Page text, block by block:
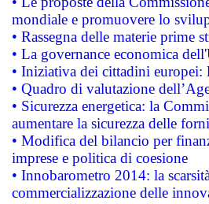
mondiale e promuovere lo
• Rassegna delle materie prime
• La governance economica
• Iniziativa dei cittadini
• Quadro di valutazione
• Sicurezza energetica: la
aumentare la sicurezza delle
• Modifica del bilancio per
imprese e politica di coesione
• Innobarometro 2014: la
commercializzazione delle